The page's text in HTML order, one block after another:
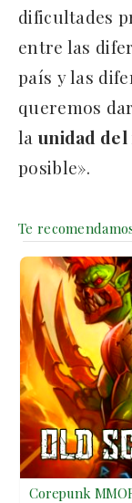
dificultades
entre las
país y las
queremos
la unidad
posible».
Corepunk